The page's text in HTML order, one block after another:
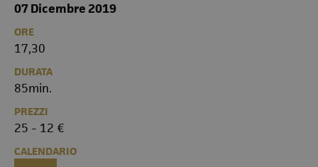
07 Dicembre 2019
ORE
17,30
DURATA
85min.
PREZZI
25 - 12 €
CALENDARIO